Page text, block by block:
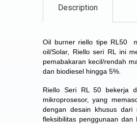
Description
Oil burner riello tipe RL50
oil/Solar, Riello seri RL ini
pemabakaran kecil/rendah
dan biodiesel hingga 5%.
Riello Seri RL 50 bekerja
mikroprosesor, yang
dengan desain khusus dari
fleksibilitas penggunaan